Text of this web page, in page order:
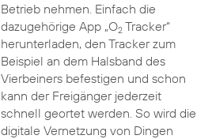
Betrieb nehmen. Einfach die
dazugehörige App „O2Tracker“
herunterladen, den Tracker zum
Beispiel an dem Halsband des
Vierbeiners befestigen und schon
kann der Freigänger jederzeit
schnell geortet werden. So wird die
digitale Vernetzung von Dingen